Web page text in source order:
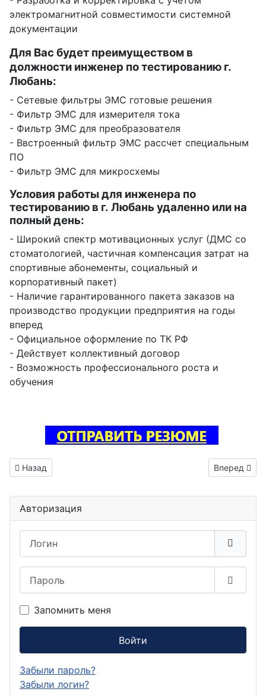
электромагнитной совместимости системной
документации
Для Вас будет преимуществом в
должности инженер по тестированию г.
Любань:
- Сетевые фильтры ЭМС готовые решения
- Фильтр ЭМС для измерителя тока
- Фильтр ЭМС для преобразователя
- Ввстроенный фильтр ЭМС рассчет специальным
ПО
- Фильтр ЭМС для микросхемы
Условия работы для инженера по
тестированию в г. Любань удаленно или на
полный день:
- Широкий спектр мотивационных услуг (ДМС со
стоматологией, частичная компенсация затрат на
спортивные абонементы, социальный и
корпоративный пакет)
- Наличие гарантированного пакета заказов на
производство продукции предприятия на годы
вперед
- Официальное оформление по ТК РФ
- Действует коллективный договор
- Возможность профессионального роста и
обучения
Предыдущий: Инженер электроник вакансия Конаково
Назад Следующий:
Вперед
Авторизация
Запомнить меня
Войти
Забыли пароль?
Забыли логин?